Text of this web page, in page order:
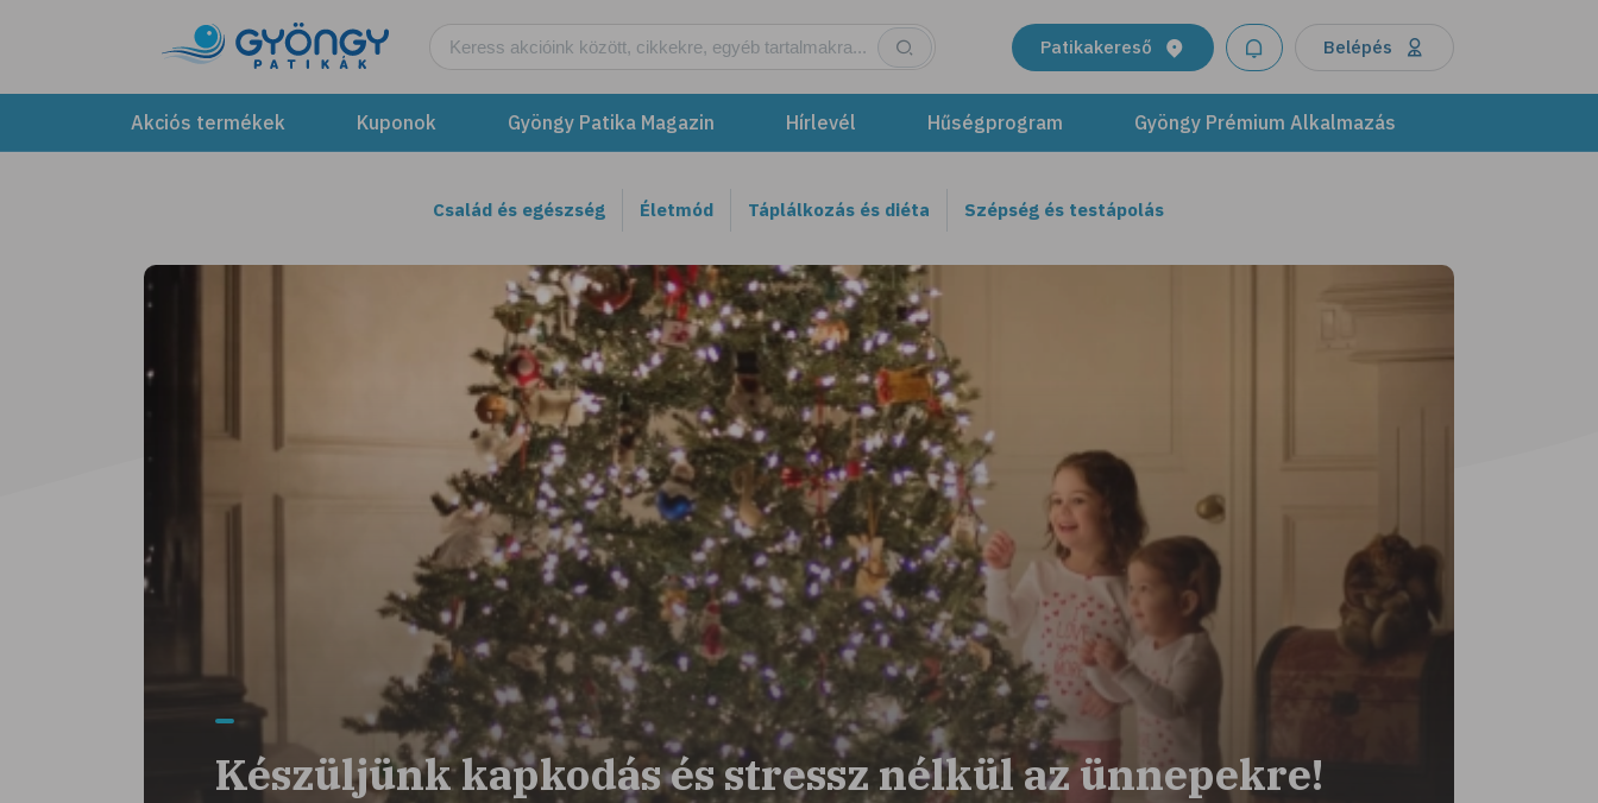
Patikakereső Belépés
Akciós termékek Kuponok Gyöngy Patika Magazin Hírlevél Hűségprogram Gyöngy Prémium Alkalmazás
Család és egészség Életmód Táplálkozás és diéta Szépség és testápolás
Készüljünk kapkodás és stressz nélkül az ünnepekre!